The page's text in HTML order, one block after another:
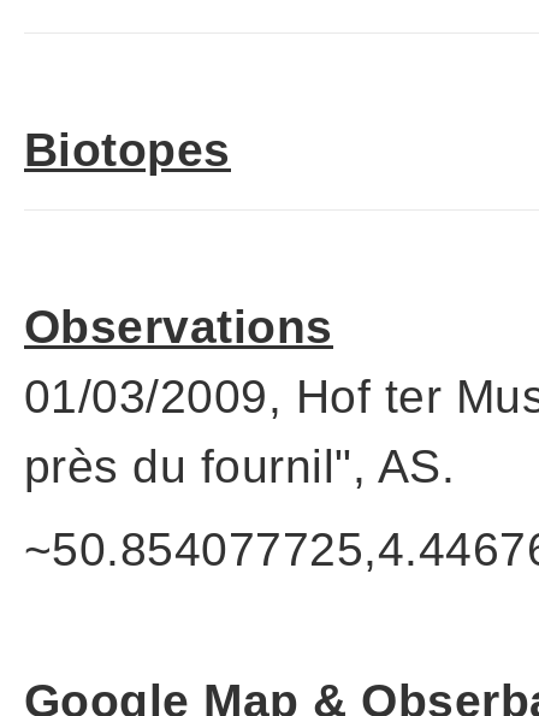
Biotopes
Observations
01/03/2009, Hof ter
près du fournil", AS.
Google Map &